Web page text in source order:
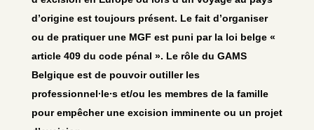
d’origine est toujours présent. Le fait d’organiser
ou de pratiquer une MGF est puni par la loi belge «
article 409 du code pénal ». Le rôle du GAMS
Belgique est de pouvoir outiller les
professionnel∙le∙s et/ou les membres de la famille
pour empêcher une excision imminente ou un projet